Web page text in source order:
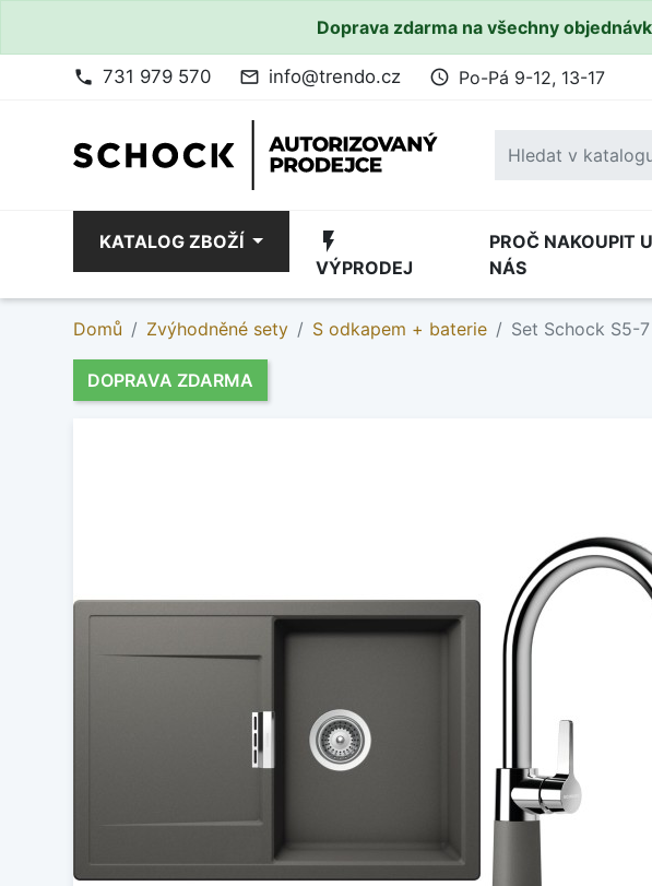
Doprava zdarma na všechny
phone 731 979 570 mail_outline info@trendo.cz access_time Po-Pá 9-12, 13-17
KATALOG ZBOŽÍ flash_on
VÝPRODEJ
PROČ NAKOUPIT U
NÁS
Domů Zvýhodněné sety S odkapem + baterie Set Schock S5-
DOPRAVA ZDARMA